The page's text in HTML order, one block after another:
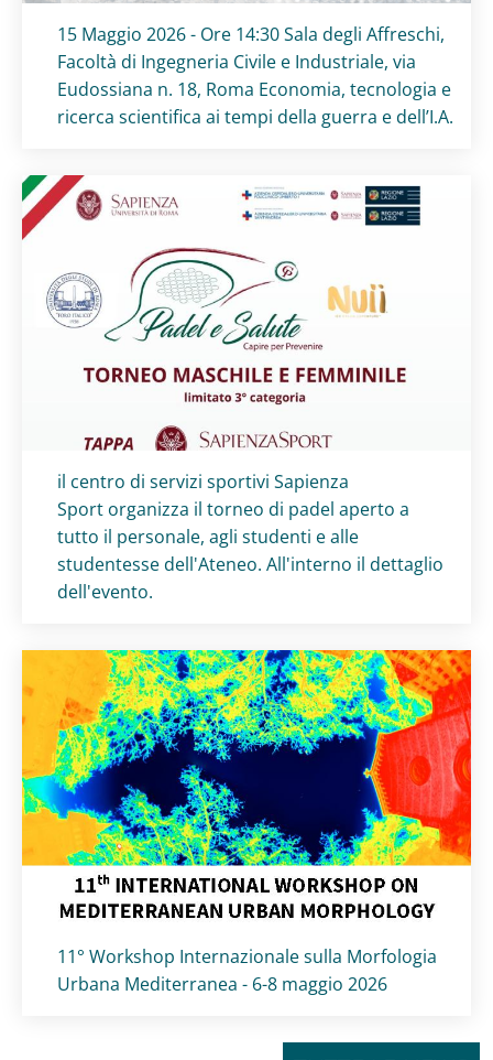
Titolo card:
15 Maggio 2026 - Ore 14:30 Sala degli Affreschi,
Facoltà di Ingegneria Civile e Industriale, via
Eudossiana n. 18, Roma Economia, tecnologia e
ricerca scientifica ai tempi della guerra e dell’I.A.
Titolo card :
il centro di servizi sportivi Sapienza
Sport organizza il torneo di padel aperto a
tutto il personale, agli studenti e alle
studentesse dell'Ateneo. All'interno il dettaglio
dell'evento.
Titolo card:
11° Workshop Internazionale sulla Morfologia
Urbana Mediterranea - 6-8 maggio 2026